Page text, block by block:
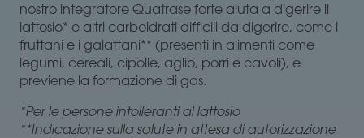
nostro integratore Quatrase forte aiuta a digerire il
lattosio* e altri carboidrati difficili da digerire, come i
fruttani e i galattani** (presenti in alimenti come
legumi, cereali, cipolle, aglio, porri e cavoli), e
previene la formazione di gas.
*Per le persone intolleranti al lattosio
**Indicazione sulla salute in attesa di autorizzazione